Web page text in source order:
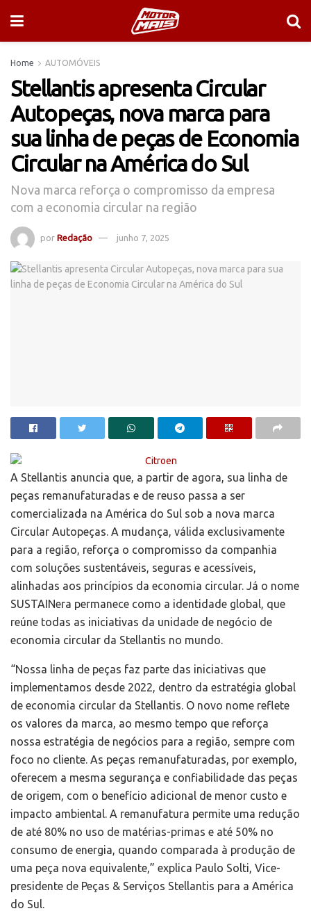
Home AUTOMÓVEIS
Stellantis apresenta Circular
Autopeças, nova marca para
sua linha de peças de Economia
Circular na América do Sul
Nova marca reforça o compromisso da empresa
com a economia circular na região
por Redação junho 7, 2025
A Stellantis anuncia que, a partir de agora, sua linha de
peças remanufaturadas e de reuso passa a ser
comercializada na América do Sul sob a nova marca
Circular Autopeças. A mudança, válida exclusivamente
para a região, reforça o compromisso da companhia
com soluções sustentáveis, seguras e acessíveis,
alinhadas aos princípios da economia circular. Já o nome
SUSTAINera permanece como a identidade global, que
reúne todas as iniciativas da unidade de negócio de
economia circular da Stellantis no mundo.
“Nossa linha de peças faz parte das iniciativas que
implementamos desde 2022, dentro da estratégia global
de economia circular da Stellantis. O novo nome reflete
os valores da marca, ao mesmo tempo que reforça
nossa estratégia de negócios para a região, sempre com
foco no cliente. As peças remanufaturadas, por exemplo,
oferecem a mesma segurança e confiabilidade das peças
de origem, com o benefício adicional de menor custo e
impacto ambiental. A remanufatura permite uma redução
de até 80% no uso de matérias-primas e até 50% no
consumo de energia, quando comparada à produção de
uma peça nova equivalente,” explica Paulo Solti, Vice-
presidente de Peças & Serviços Stellantis para a América
do Sul.